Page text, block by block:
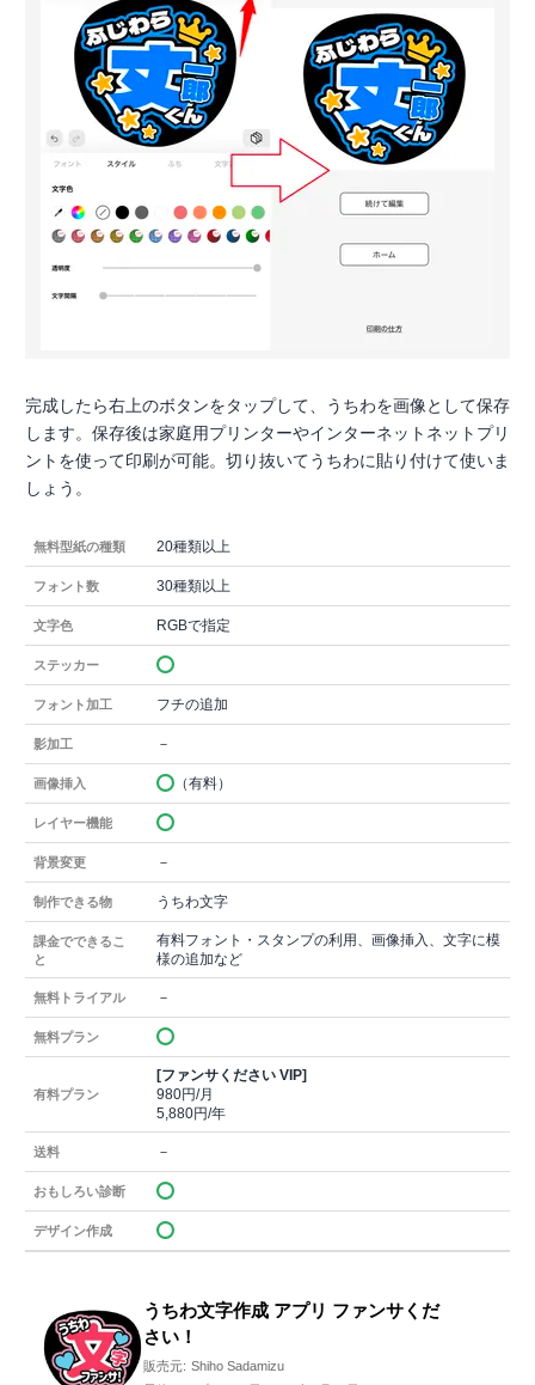
完成したら右上のボタンをタップして、うちわを画像として保存
します。保存後は家庭用プリンターやインターネットネットプリ
ントを使って印刷が可能。切り抜いてうちわに貼り付けて使いま
しょう。
無料型紙の種類 20種類以上
フォント数 30種類以上
文字色 RGBで指定
ステッカー
フォント加工 フチの追加
影加工 －
画像挿入 （有料）
レイヤー機能
背景変更 －
制作できる物 うちわ文字
課金でできるこ
と
有料フォント・スタンプの利用、画像挿入、文字に模
様の追加など
無料トライアル －
無料プラン
有料プラン
[ファンサください VIP]
980円/月
5,880円/年
送料 －
おもしろい診断
デザイン作成
うちわ文字作成 アプリ ファンサくだ
さい！
販売元: Shiho Sadamizu